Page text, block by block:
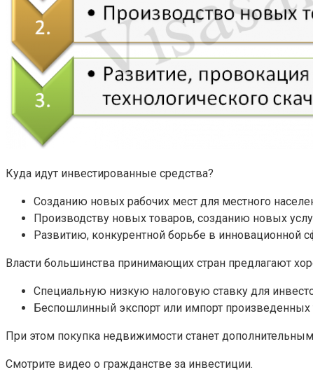
Куда идут инвестированные средства?
Созданию новых рабочих мест для местного
Производству новых товаров, созданию новых
Развитию, конкурентной борьбе в инновационной
Власти большинства принимающих стран предлагают
Специальную низкую налоговую ставку для
Беспошлинный экспорт или импорт произведенных
При этом покупка недвижимости станет
Смотрите видео о гражданстве за инвестиции.